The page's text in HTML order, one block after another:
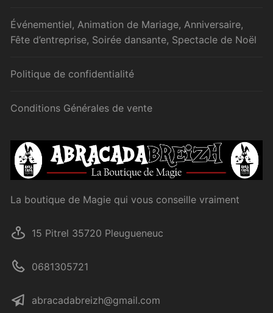
Événementiel, Animation de Mariage, Anniversaire,
Fête d’entreprise, Soirée dansante, Spectacle de Noël
Politique de confidentialité
Conditions Générales de vente
La boutique de Magie qui vous conseille vraiment
15 Pitrel 35720 Pleugueneuc
0681305721
abracadabreizh@gmail.com